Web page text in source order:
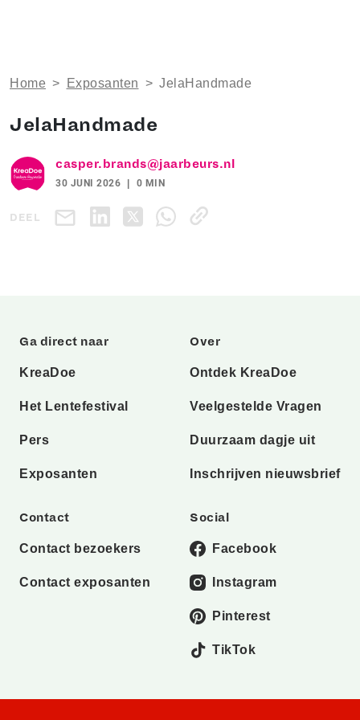
Home > Exposanten > JelaHandmade
JelaHandmade
casper.brands@jaarbeurs.nl
30 JUNI 2026 0 MIN
DEEL
Ga direct naar
KreaDoe
Het Lentefestival
Pers
Exposanten
Over
Ontdek KreaDoe
Veelgestelde Vragen
Duurzaam dagje uit
Inschrijven nieuwsbrief
Contact
Contact bezoekers
Contact exposanten
Social
Facebook
Instagram
Pinterest
TikTok